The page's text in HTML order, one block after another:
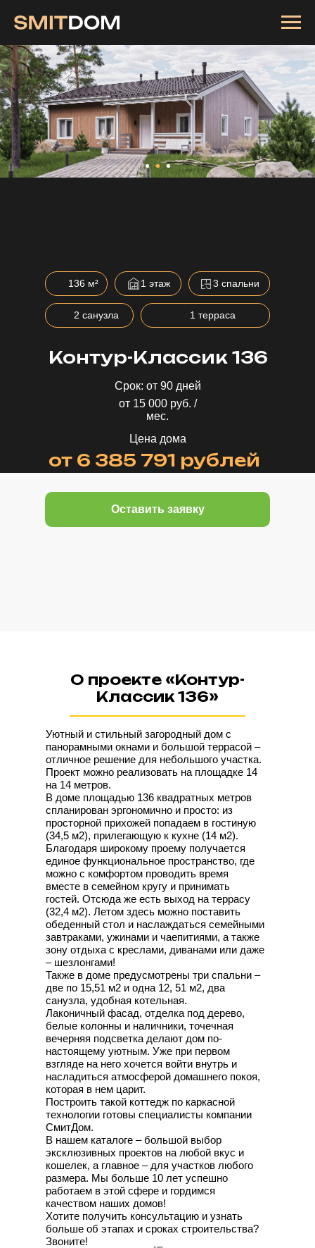
от 6 385 791 рублей
Цена дома
Контур-Классик 136
Срок: от 90 дней
от 15 000 руб. /
мес.
Оставить заявку
136 м² 1 этаж 3 спальни
2 санузла 1 терраса
Уютный и стильный загородный дом с
панорамными окнами и большой террасой –
отличное решение для небольшого участка.
Проект можно реализовать на площадке 14
на 14 метров.
В доме площадью 136 квадратных метров
спланирован эргономично и просто: из
просторной прихожей попадаем в гостиную
(34,5 м2), прилегающую к кухне (14 м2).
Благодаря широкому проему получается
единое функциональное пространство, где
можно с комфортом проводить время
вместе в семейном кругу и принимать
гостей. Отсюда же есть выход на террасу
(32,4 м2). Летом здесь можно поставить
обеденный стол и наслаждаться семейными
завтраками, ужинами и чаепитиями, а также
зону отдыха с креслами, диванами или даже
– шезлонгами!
Также в доме предусмотрены три спальни –
две по 15,51 м2 и одна 12, 51 м2, два
санузла, удобная котельная.
Лаконичный фасад, отделка под дерево,
белые колонны и наличники, точечная
вечерняя подсветка делают дом по-
настоящему уютным. Уже при первом
взгляде на него хочется войти внутрь и
насладиться атмосферой домашнего покоя,
которая в нем царит.
Построить такой коттедж по каркасной
технологии готовы специалисты компании
СмитДом.
В нашем каталоге – большой выбор
эксклюзивных проектов на любой вкус и
кошелек, а главное – для участков любого
размера. Мы больше 10 лет успешно
работаем в этой сфере и гордимся
качеством наших домов!
Хотите получить консультацию и узнать
больше об этапах и сроках строительства?
Звоните!
О проекте «Контур-
Классик 136»